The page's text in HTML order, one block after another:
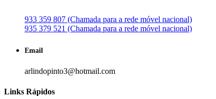
933 359 807 (Chamada para a rede móvel nacional)
935 379 521 (Chamada para a rede móvel nacional)
Email
arlindopinto3@hotmail.com
Links Rápidos